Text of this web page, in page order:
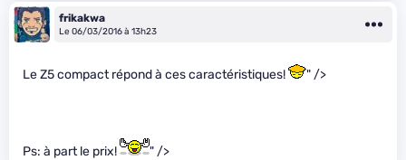
frikakwa
Le 06/03/2016 à 13h23
Le Z5 compact répond à ces caractéristiques! " />
Ps: à part le prix! " />